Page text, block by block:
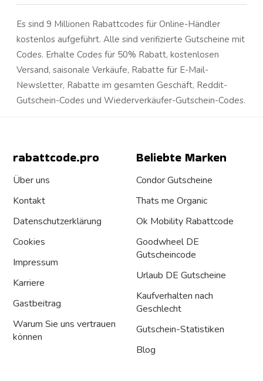
Es sind 9 Millionen Rabattcodes für Online-Händler
kostenlos aufgeführt. Alle sind verifizierte Gutscheine mit
Codes. Erhalte Codes für 50% Rabatt, kostenlosen
Versand, saisonale Verkäufe, Rabatte für E-Mail-
Newsletter, Rabatte im gesamten Geschäft, Reddit-
Gutschein-Codes und Wiederverkäufer-Gutschein-Codes.
rabattcode.pro
Über uns
Kontakt
Datenschutz­erklärung
Cookies
Impressum
Karriere
Gastbeitrag
Warum Sie uns vertrauen
können
Beliebte Marken
Condor Gutscheine
Thats me Organic
Ok Mobility Rabattcode
Goodwheel DE
Gutscheincode
Urlaub DE Gutscheine
Kaufverhalten nach
Geschlecht
Gutschein-Statistiken
Blog